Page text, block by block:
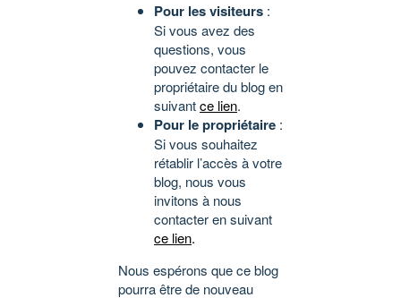
Pour les visiteurs :
Si vous avez des
questions, vous
pouvez contacter le
propriétaire du blog en
suivantce lien.
Pour le propriétaire :
Si vous souhaitez
rétablir l’accès à votre
blog, nous vous
invitons à nous
contacter en suivant
ce lien.
Nous espérons que ce blog
pourra être de nouveau